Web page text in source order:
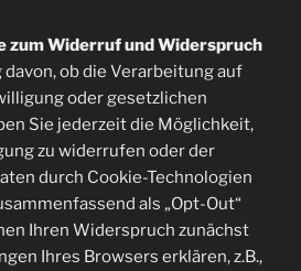
zum Widerruf und Widerspruch
davon, ob die Verarbeitung auf
oder gesetzlichen
Sie jederzeit die Möglichkeit,
zu widerrufen oder der
durch Cookie-Technologien
als „Opt-Out“
Ihren Widerspruch zunächst
Ihres Browsers erklären, z.B.,